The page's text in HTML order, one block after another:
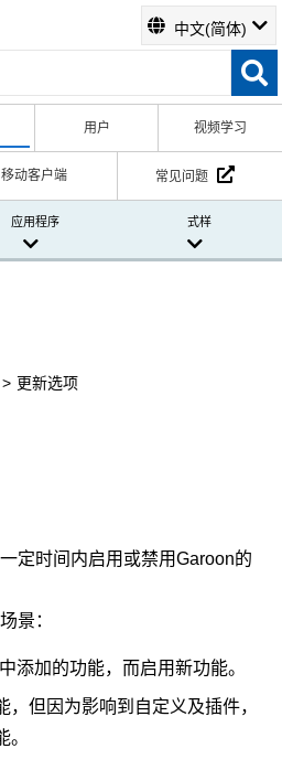
中文(简体)
用户 视频学习
移动客户端 常见问题
应用程序 式样
更新选项
定时间内启用或禁用Garoon的
景：
添加的功能，而启用新功能。
，但因为影响到自定义及插件，